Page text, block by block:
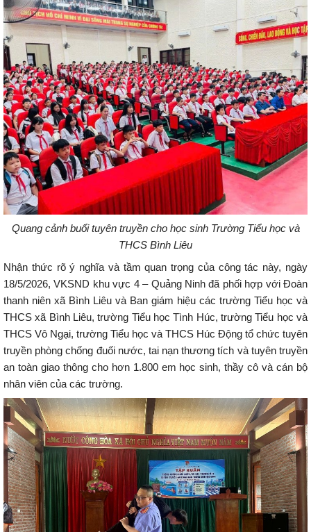
Quang cảnh buổi tuyên truyền cho học sinh Trường Tiểu học và
THCS Bình Liêu
Nhận thức rõ ý nghĩa và tầm quan trọng của công tác này, ngày
18/5/2026, VKSND khu vực 4 – Quảng Ninh đã phối hợp với Đoàn
thanh niên xã Bình Liêu và Ban giám hiệu các trường Tiểu học và
THCS xã Bình Liêu, trường Tiểu học Tình Húc, trường Tiểu học và
THCS Vô Ngại, trường Tiểu học và THCS Húc Động tổ chức tuyên
truyền phòng chống đuối nước, tai nạn thương tích và tuyên truyền
an toàn giao thông cho hơn 1.800 em học sinh, thầy cô và cán bộ
nhân viên của các trường.